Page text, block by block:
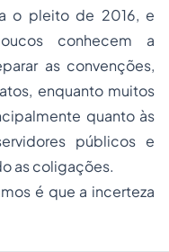
o pleito de 2016, e
conhecem a
as convenções,
enquanto muitos
quanto às
públicos e
as coligações.
é que a incerteza